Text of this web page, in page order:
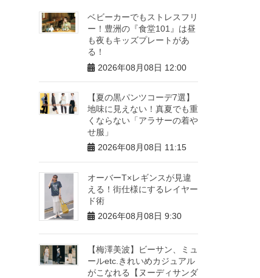
ベビーカーでもストレスフリ
ー！豊洲の『食堂101』は昼
も夜もキッズプレートがあ
る！
2026年08月08日 12:00
【夏の黒パンツコーデ7選】
地味に見えない！真夏でも重
くならない「アラサーの着や
せ服」
2026年08月08日 11:15
オーバーT×レギンスが見違
える！街仕様にするレイヤー
ド術
2026年08月08日 9:30
【梅澤美波】ビーサン、ミュ
ールetc.きれいめカジュアル
がこなれる【ヌーディサンダ